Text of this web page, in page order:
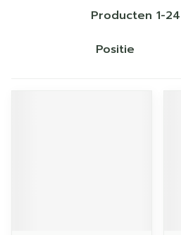
Producten 1-24
Sorteer op: